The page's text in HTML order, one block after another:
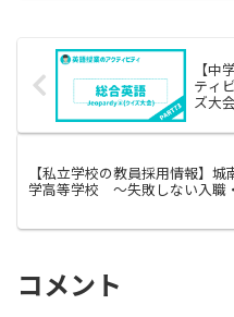
【中
ティ
ズ大会
【私立学校の教員採用情報】城
学高等学校 〜失敗しない入職
コメント